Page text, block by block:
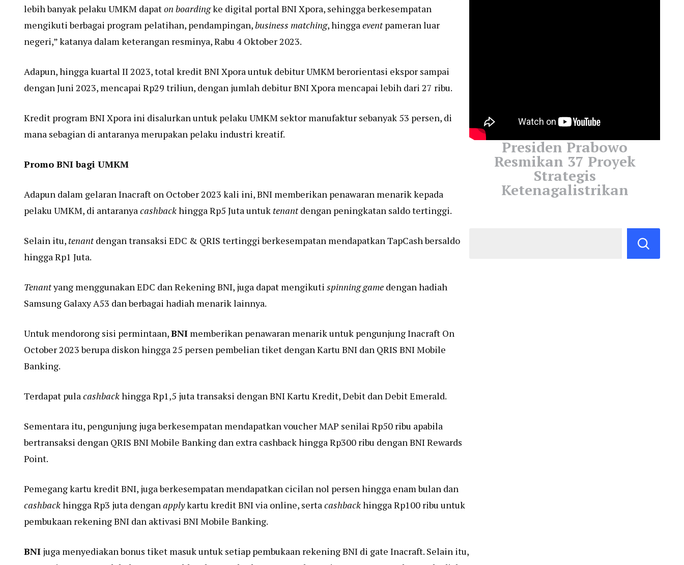
lebih banyak pelaku UMKM dapaton boardingke digital portal BNI Xpora, sehingga berkesempatan
mengikuti berbagai program pelatihan, pendampingan,business matching, hingga eventpameran luar
negeri,” katanya dalam keterangan resminya, Rabu 4 Oktober 2023.
Adapun, hingga kuartal II 2023, total kredit BNI Xpora untuk debitur UMKM berorientasi ekspor sampai
dengan Juni 2023, mencapai Rp29 triliun, dengan jumlah debitur BNI Xpora mencapai lebih dari 27 ribu.
Kredit program BNI Xpora ini disalurkan untuk pelaku UMKM sektor manufaktur sebanyak 53 persen, di
mana sebagian di antaranya merupakan pelaku industri kreatif.
Promo BNI bagi UMKM
Adapun dalam gelaran Inacraft on October 2023 kali ini, BNI memberikan penawaran menarik kepada
pelaku UMKM, di antaranya cashbackhingga Rp5 Juta untuk tenantdengan peningkatan saldo tertinggi.
Selain itu, tenantdengan transaksi EDC & QRIS tertinggi berkesempatan mendapatkan TapCash bersaldo
hingga Rp1 Juta.
Tenantyang menggunakan EDC dan Rekening BNI, juga dapat mengikuti spinning game dengan hadiah
Samsung Galaxy A53 dan berbagai hadiah menarik lainnya.
Untuk mendorong sisi permintaan,BNI memberikan penawaran menarik untuk pengunjung Inacraft On
October 2023 berupa diskon hingga 25 persen pembelian tiket dengan Kartu BNI dan QRIS BNI Mobile
Banking.
Terdapat pula cashbackhingga Rp1,5 juta transaksi dengan BNI Kartu Kredit, Debit dan Debit Emerald.
Sementara itu, pengunjung juga berkesempatan mendapatkan voucher MAP senilai Rp50 ribu apabila
bertransaksi dengan QRIS BNI Mobile Banking dan extra cashback hingga Rp300 ribu dengan BNI Rewards
Point.
Pemegang kartu kredit BNI, juga berkesempatan mendapatkan cicilan nol persen hingga enam bulan dan
cashbackhingga Rp3 juta dengan applykartu kredit BNI via online, serta cashbackhingga Rp100 ribu untuk
pembukaan rekening BNI dan aktivasi BNI Mobile Banking.
BNI juga menyediakan bonus tiket masuk untuk setiap pembukaan rekening BNI di gate Inacraft. Selain itu,
Presiden Prabowo
Resmikan 37 Proyek
Strategis
Ketenagalistrikan